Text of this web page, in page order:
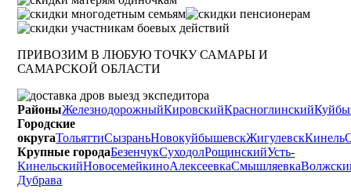
ПРИВОЗИМ В ЛЮБУЮ ТОЧКУ САМАРЫ И
САМАРСКОЙ ОБЛАСТИ
РайоныЖелезнодорожныйКировскийКрасноглинский
Городские
округаТольяттиСызраньНовокуйбышевскЖигулевскКинель
Крупные городаБезенчукСуходолРощинскийУсть-
КинельскийНовосемейкиноАлексеевкаСмышляевка
Дубрава